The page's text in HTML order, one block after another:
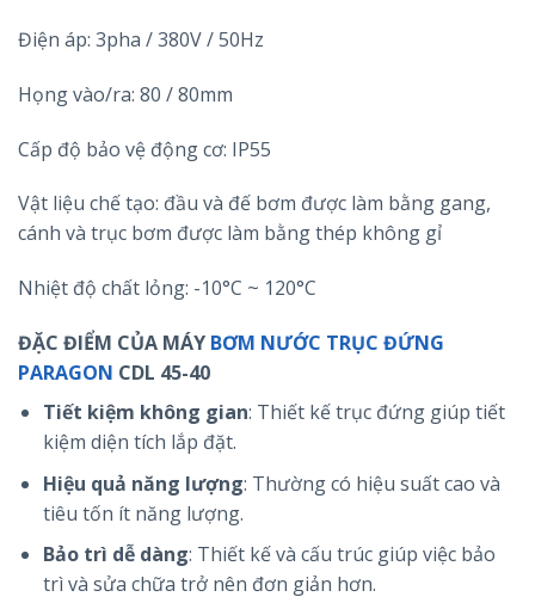
Điện áp: 3pha / 380V / 50Hz
Họng vào/ra: 80 / 80mm
Cấp độ bảo vệ động cơ: IP55
Vật liệu chế tạo: đầu và đế bơm được làm bằng gang,
cánh và trục bơm được làm bằng thép không gỉ
Nhiệt độ chất lỏng: -10°C ~ 120°C
ĐẶC ĐIỂM CỦA MÁY BƠM NƯỚC TRỤC ĐỨNG
PARAGON CDL 45-40
Tiết kiệm không gian: Thiết kế trục đứng giúp tiết
kiệm diện tích lắp đặt.
Hiệu quả năng lượng: Thường có hiệu suất cao và
tiêu tốn ít năng lượng.
Bảo trì dễ dàng: Thiết kế và cấu trúc giúp việc bảo
trì và sửa chữa trở nên đơn giản hơn.